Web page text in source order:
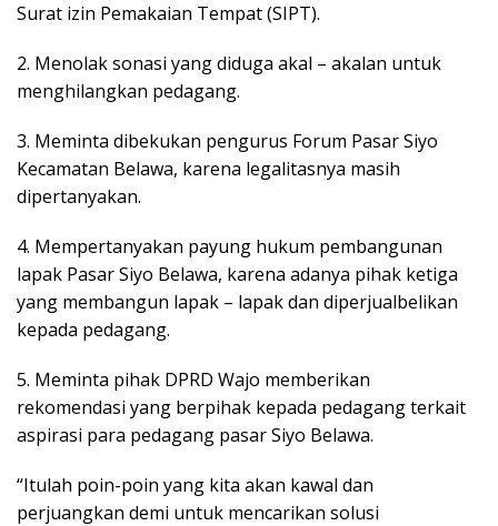
Surat izin Pemakaian Tempat (SIPT).
2. Menolak sonasi yang diduga akal – akalan untuk
menghilangkan pedagang.
3. Meminta dibekukan pengurus Forum Pasar Siyo
Kecamatan Belawa, karena legalitasnya masih
dipertanyakan.
4. Mempertanyakan payung hukum pembangunan
lapak Pasar Siyo Belawa, karena adanya pihak ketiga
yang membangun lapak – lapak dan diperjualbelikan
kepada pedagang.
5. Meminta pihak DPRD Wajo memberikan
rekomendasi yang berpihak kepada pedagang terkait
aspirasi para pedagang pasar Siyo Belawa.
“Itulah poin-poin yang kita akan kawal dan
perjuangkan demi untuk mencarikan solusi